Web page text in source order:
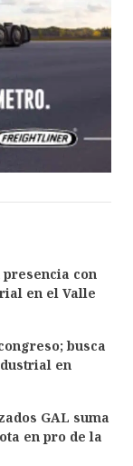
con
en el Valle
busca
en
GAL suma
en pro de la